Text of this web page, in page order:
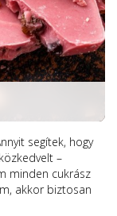
segítek, hogy
–
minden cukrász
akkor biztosan